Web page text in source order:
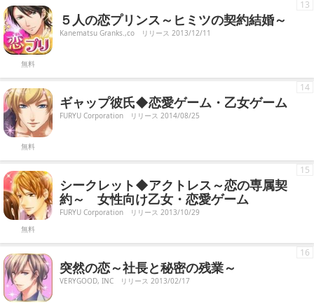
無料
５人の恋プリンス～ヒミツの契約結婚～
Kanematsu Granks.,co リリース 2013/12/11
13
無料
ギャップ彼氏◆恋愛ゲーム・乙女ゲーム
FURYU Corporation リリース 2014/08/25
14
無料
シークレット◆アクトレス～恋の専属契
約～ 女性向け乙女・恋愛ゲーム
FURYU Corporation リリース 2013/10/29
15
突然の恋～社長と秘密の残業～
VERYGOOD, INC リリース 2013/02/17
16